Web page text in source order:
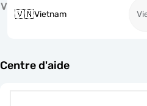
V
🇻🇳Vietnam
Centre d'aide